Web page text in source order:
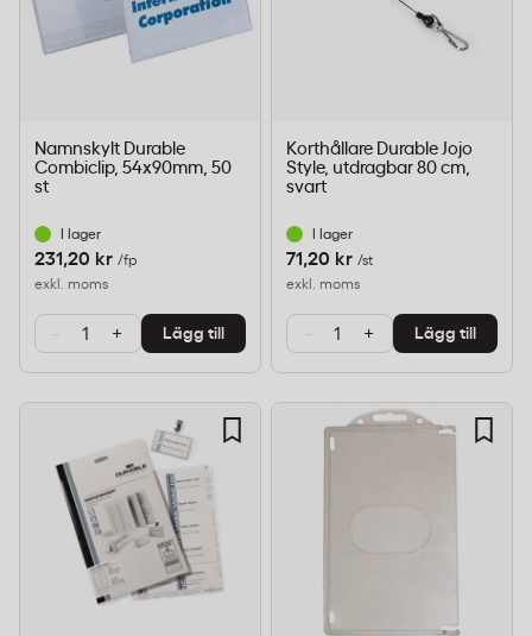
Namnskylt Durable
Combiclip, 54x90mm, 50
st
I lager
231,20 kr /fp
exkl. moms
- + Lägg till
Korthållare Durable Jojo
Style, utdragbar 80 cm,
svart
I lager
71,20 kr /st
exkl. moms
- + Lägg till